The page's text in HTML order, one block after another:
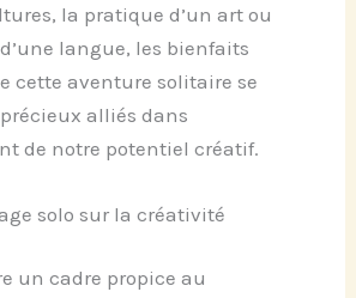
la pratique d’un art ou
langue, les bienfaits
cette aventure solitaire se
alliés dans
de notre potentiel créatif.
solo sur la créativité
un cadre propice au